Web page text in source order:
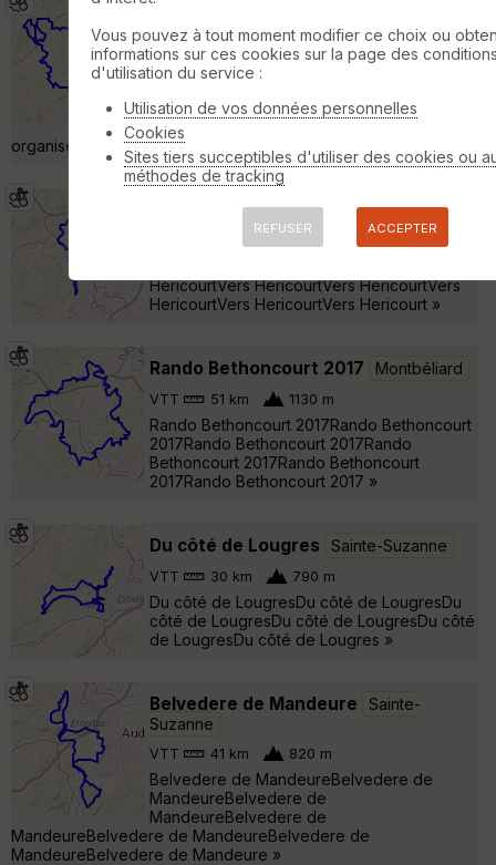
Montbéliard
VTT 56 km 1150 m
par Raid Aventure Bethoncourt. Beau tracé,
pas mal de sentier pour une rando
organisée et la dernière boucle pour le 55 vaut le détour. »
Vers Hericourt Sainte-Suzanne
HericourtVers HericourtVers HericourtVers
HericourtVers HericourtVers Hericourt »
Rando Bethoncourt 2017 Montbéliard
VTT 51 km 1130 m
Rando Bethoncourt 2017Rando Bethoncourt
2017Rando Bethoncourt 2017Rando
Bethoncourt 2017Rando Bethoncourt
2017Rando Bethoncourt 2017 »
Du côté de Lougres Sainte-Suzanne
VTT 30 km 790 m
Du côté de LougresDu côté de LougresDu
côté de LougresDu côté de LougresDu côté
de LougresDu côté de Lougres »
Belvedere de Mandeure
Sainte-
Suzanne
VTT 41 km 820 m
Belvedere de MandeureBelvedere de
MandeureBelvedere de
MandeureBelvedere de
MandeureBelvedere de MandeureBelvedere de
MandeureBelvedere de Mandeure »
Vous pouvez à tout moment modifier ce choix ou
informations sur ces cookies sur la page des
d'utilisation du service :
Utilisation de vos données personnelles
Cookies
Sites tiers succeptibles d'utiliser des cookies ou
méthodes de tracking
REFUSER ACCEPTER